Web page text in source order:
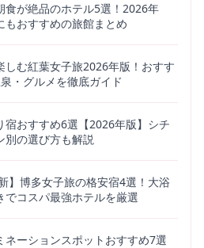
食が絶品のホテル5選！2026年
もおすすめの旅館まとめ
しむ紅葉女子旅2026年版！おすす
・グルメを徹底ガイド
宿おすすめ6選【2026年版】シチ
別の選び方も解説
】博多女子旅の格安宿4選！大浴
でコスパ最強ホテルを厳選
ネーションスポットおすすめ7選